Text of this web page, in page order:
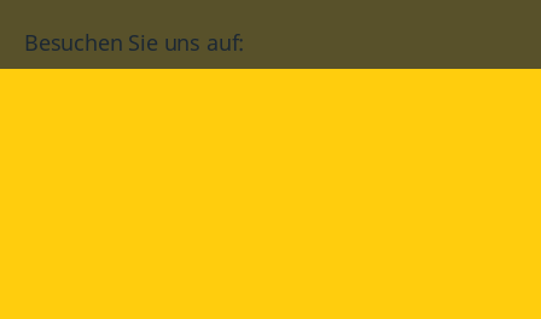
Besuchen Sie uns auf: